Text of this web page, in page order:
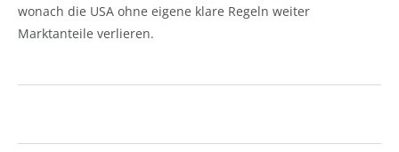
wonach die USA ohne eigene klare Regeln weiter
Marktanteile verlieren.